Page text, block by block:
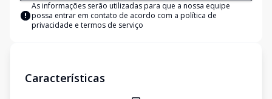
As informações serão utilizadas para que a nossa equipe
possa entrar em contato de acordo com a política de
privacidade e termos de serviço
Características